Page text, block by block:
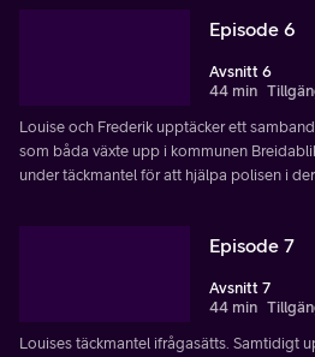
Episode 6
Avsnitt 6
44 min
Louise och Frederik upptäcker ett
som båda växte upp i kommunen
under täckmantel för att hjälpa polisen i
Episode 7
Avsnitt 7
44 min
Louises täckmantel ifrågasätts. Samtidigt